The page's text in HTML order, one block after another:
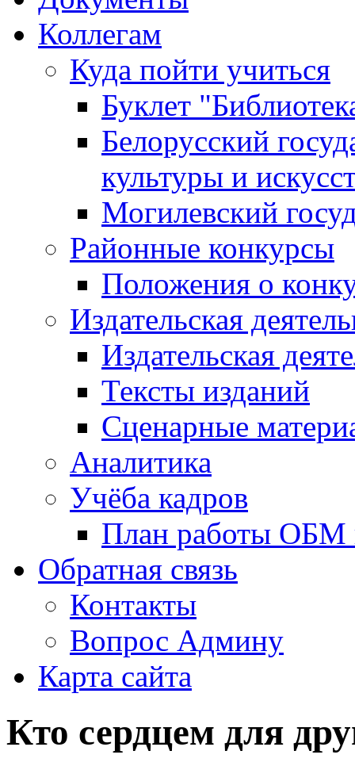
Коллегам
Куда пойти учиться
Буклет
Белорусский
культуры и
Могилевский
Районные конкурсы
Положения о
Издательская
Издательская
Тексты изданий
Сценарные
Аналитика
Учёба кадров
План работы ОБМ
Обратная связь
Контакты
Вопрос Админу
Карта сайта
Кто сердцем для